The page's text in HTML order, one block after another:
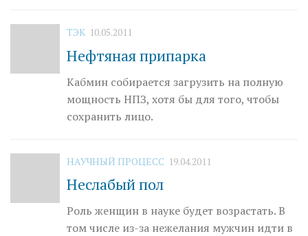
ТЭК 10.05.2011
Нефтяная припарка
Кабмин собирается загрузить на полную
мощность НПЗ, хотя бы для того, чтобы
сохранить лицо.
НАУЧНЫЙ ПРОЦЕСС 19.04.2011
Неслабый пол
Роль женщин в науке будет возрастать. В
том числе из-за нежелания мужчин идти в